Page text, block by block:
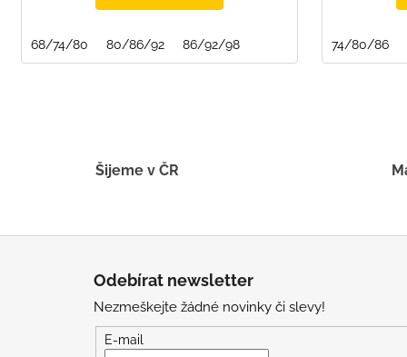
68/74/80 80/86/92 86/92/98 74/80/86
Šijeme v ČR
Odebírat newsletter
Nezmeškejte žádné novinky či slevy!
E-mail